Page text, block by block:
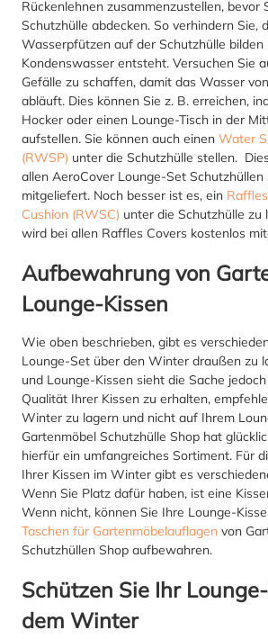
Rückenlehnen zusammenzustellen, bevor
Schutzhülle abdecken. So verhindern Sie,
Wasserpfützen auf der Schutzhülle bilden
Kondenswasser entsteht. Versuchen Sie
Gefälle zu schaffen, damit das Wasser
abläuft. Dies können Sie z. B. erreichen,
Hocker oder einen Lounge-Tisch in der
aufstellen. Sie können auch einen Water
(RWSP) unter die Schutzhülle stellen.
allen AeroCover Lounge-Set
mitgeliefert. Noch besser ist es, ein
Cushion (RWSC) unter die Schutzhülle zu
wird bei allen Raffles Covers kostenlos
Aufbewahrung von
Lounge-Kissen
Wie oben beschrieben, gibt es
Lounge-Set über den Winter draußen zu
und Lounge-Kissen sieht die Sache
Qualität Ihrer Kissen zu erhalten,
Winter zu lagern und nicht auf Ihrem
Gartenmöbel Schutzhülle Shop hat
hierfür ein umfangreiches Sortiment. Für
Ihrer Kissen im Winter gibt es
Wenn Sie Platz dafür haben, ist eine
Wenn nicht, können Sie Ihre Lounge-
Taschen für Gartenmöbelauflagen von
Schutzhüllen Shop aufbewahren.
Schützen Sie Ihr
dem Winter